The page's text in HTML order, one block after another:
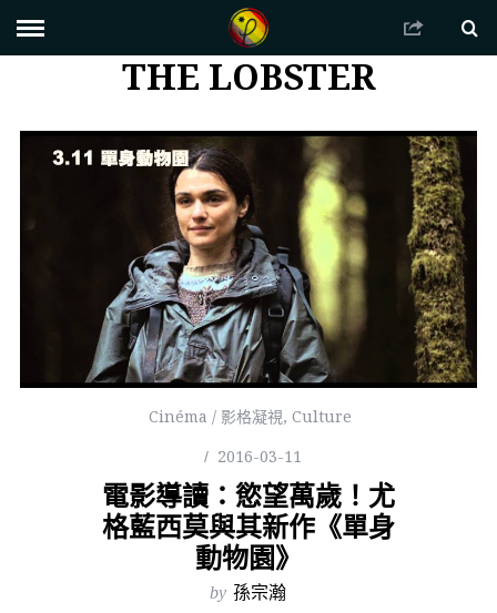
THE LOBSTER
Cinéma / 影格凝視, Culture
2016-03-11
電影導讀：慾望萬歲！尤
格藍西莫與其新作《單身
動物園》
by 孫宗瀚